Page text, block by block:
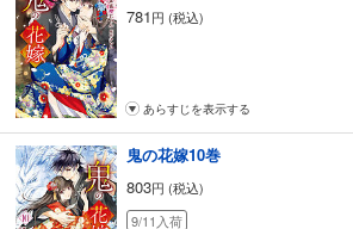
781円 (税込)
あらすじを表示する
鬼の花嫁10巻
803円 (税込)
9/11入荷